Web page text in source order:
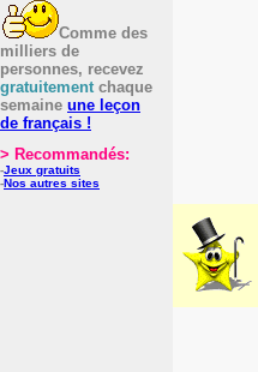
Comme des
milliers de
personnes, recevez
gratuitementchaque
semaine une leçon
de français !
> Recommandés:
-Jeux gratuits
-Nos autres sites